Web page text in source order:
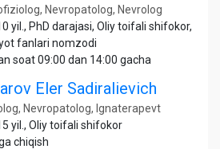
Nevropatolog, Nevrolog
yil., PhD darajasi, Oliy toifali shifokor,
fanlari nomzodi
soat 09:00 dan 14:00 gacha
Eler Sadiralievich
Nevropatolog, Ignaterapevt
yil., Oliy toifali shifokor
chiqish